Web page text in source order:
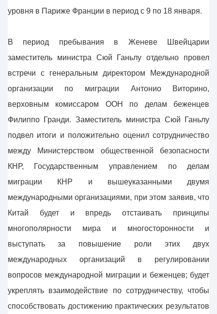
уровня в Париже Франции в период с 9 по 18 января.
В период пребывания в Женеве Швейцарии
заместитель министра Сюй Ганьлу отдельно провел
встречи с генеральным директором Международной
организации по миграции Антонио Виторино,
верховным комиссаром ООН по делам беженцев
Филиппо Гранди. Заместитель министра Сюй Ганьлу
подвел итоги и положительно оценил сотрудничество
между Министерством общественной безопасности
КНР, Государственным управлением по делам
миграции КНР и вышеуказанными двумя
международными организациями, при этом заявив, что
Китай будет и впредь отстаивать принципы
многополярности мира и многосторонности и
выступать за повышение роли этих двух
международных организаций в регулировании
вопросов международной миграции и беженцев; будет
укреплять взаимодействие по сотрудничеству, чтобы
способствовать достижению практических результатов